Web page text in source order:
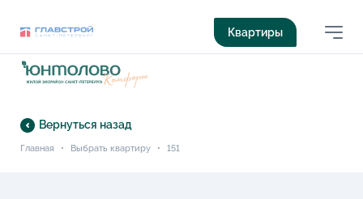
Квартиры
Вернуться назад
Главная • Выбрать квартиру • 151